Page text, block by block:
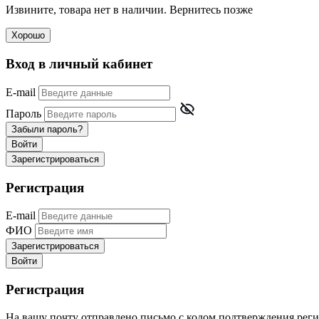
Извините, товара нет в наличии. Вернитесь позже
Хорошо
Вход в личный кабинет
E-mail
Пароль
Забыли пароль?
Войти
Зарегистрироваться
Регистрация
E-mail
ФИО
Зарегистрироваться
Войти
Регистрация